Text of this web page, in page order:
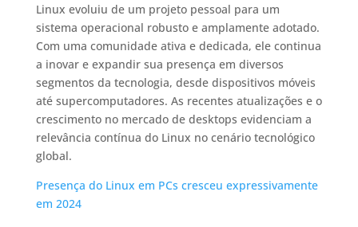
Linux evoluiu de um projeto pessoal para um
sistema operacional robusto e amplamente adotado.
Com uma comunidade ativa e dedicada, ele continua
a inovar e expandir sua presença em diversos
segmentos da tecnologia, desde dispositivos móveis
até supercomputadores. As recentes atualizações e o
crescimento no mercado de desktops evidenciam a
relevância contínua do Linux no cenário tecnológico
global.
Presença do Linux em PCs cresceu expressivamente
em 2024